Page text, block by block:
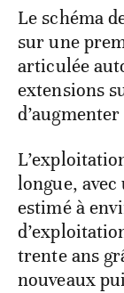
Le schéma
sur une
articulée
extensions
longue,
estimé à
trente ans
nouveaux